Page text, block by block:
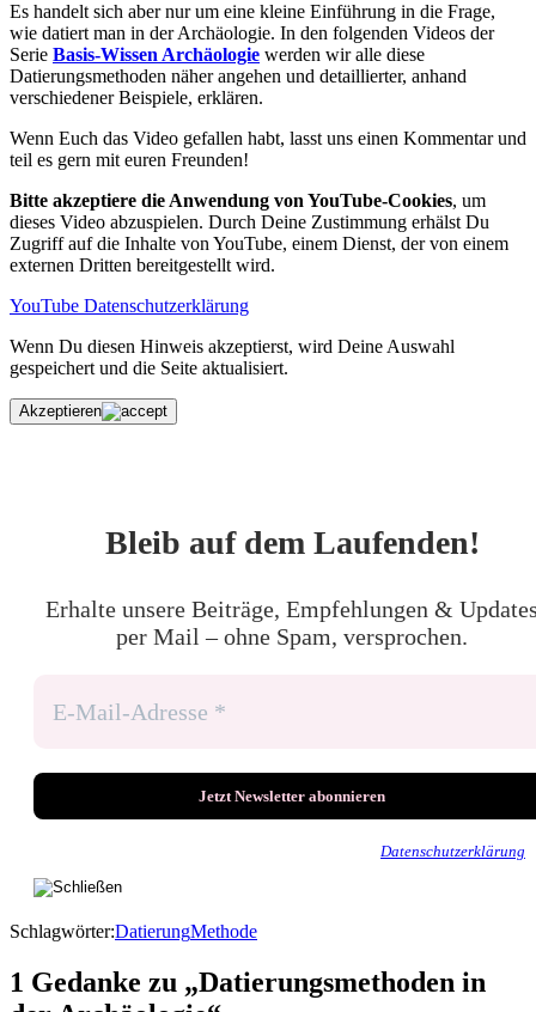
Es handelt sich aber nur um eine kleine Einführung in die Frage,
wie datiert man in der Archäologie. In den folgenden Videos der
Serie Basis-Wissen Archäologie werden wir alle diese
Datierungsmethoden näher angehen und detaillierter, anhand
verschiedener Beispiele, erklären.
Wenn Euch das Video gefallen habt, lasst uns einen Kommentar und
teil es gern mit euren Freunden!
Bitte akzeptiere die Anwendung von YouTube-Cookies, um
dieses Video abzuspielen. Durch Deine Zustimmung erhälst Du
Zugriff auf die Inhalte von YouTube, einem Dienst, der von einem
externen Dritten bereitgestellt wird.
YouTube Datenschutzerklärung
Wenn Du diesen Hinweis akzeptierst, wird Deine Auswahl
gespeichert und die Seite aktualisiert.
Akzeptieren
Bleib auf dem Laufenden!
Erhalte unsere Beiträge, Empfehlungen &
per Mail – ohne Spam, versprochen.
Datenschutzerklärung
Schlagwörter:DatierungMethode
1 Gedanke zu „Datierungsmethoden in